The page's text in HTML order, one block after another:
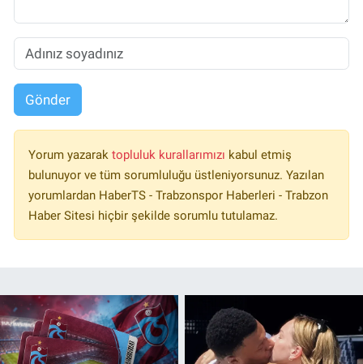
Gönder
Yorum yazarak topluluk kurallarımızı kabul etmiş
bulunuyor ve tüm sorumluluğu üstleniyorsunuz. Yazılan
yorumlardan HaberTS - Trabzonspor Haberleri - Trabzon
Haber Sitesi hiçbir şekilde sorumlu tutulamaz.